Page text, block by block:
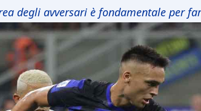
degli avversari è fondamentale per